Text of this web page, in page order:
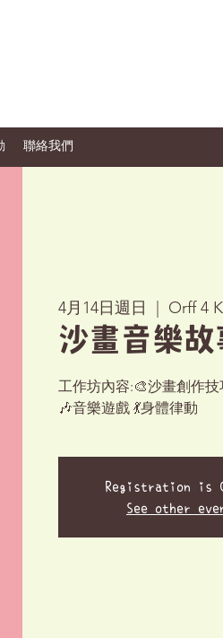
聯絡我們
4月14日週日 Orff 4
沙畫音樂
工作坊內容:🎨沙畫創作
🎶音樂遊戲 💃身體律動
Registration is
See other